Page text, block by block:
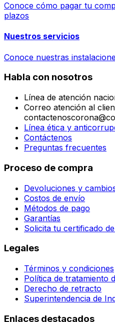
Conoce cómo pagar tu
plazos
Nuestros servicios
Conoce nuestras
Habla con nosotros
Línea de atención
Correo atención al
Línea ética y
Contáctenos
Preguntas frecuentes
Proceso de compra
Devoluciones y
Costos de envío
Métodos de pago
Garantías
Solicita tu certificado
Legales
Términos y condiciones
Política de tratamiento
Derecho de retracto
Superintendencia de
Enlaces destacados